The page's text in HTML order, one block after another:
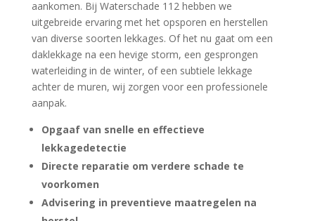
aankomen.​ Bij Waterschade 112 hebben we
uitgebreide ervaring met het opsporen en herstellen
van diverse soorten lekkages.​ Of het nu gaat om een
daklekkage na een hevige storm, een gesprongen
waterleiding in de winter, of een subtiele lekkage
achter de muren, wij zorgen voor een professionele
aanpak.​
Opgaaf van snelle en effectieve
lekkagedetectie
Directe reparatie om verdere schade te
voorkomen
Advisering in preventieve maatregelen na